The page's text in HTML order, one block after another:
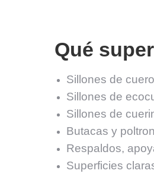
Qué
Sillones de
Sillones de
Sillones de
Butacas y
Respaldos,
Superficies